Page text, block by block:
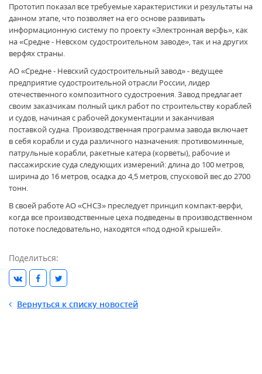
Прототип показал все требуемые характеристики и результаты на
данном этапе, что позволяет на его основе развивать
информационную систему по проекту «Электронная верфь», как
на «Средне - Невском судостроительном заводе», так и на других
верфях страны.
АО «Средне - Невский судостроительный завод» - ведущее
предприятие судостроительной отрасли России, лидер
отечественного композитного судостроения. Завод предлагает
своим заказчикам полный цикл работ по строительству кораблей
и судов, начиная с рабочей документации и заканчивая
поставкой судна. Производственная программа завода включает
в себя корабли и суда различного назначения: противоминные,
патрульные корабли, ракетные катера (корветы), рабочие и
пассажирские суда следующих измерений: длина до 100 метров,
ширина до 16 метров, осадка до 4,5 метров, спусковой вес до 2700
тонн.
В своей работе АО «СНСЗ» преследует принцип компакт-верфи,
когда все производственные цеха подведены в производственном
потоке последовательно, находятся «под одной крышей».
Поделиться:
Вернуться к списку новостей